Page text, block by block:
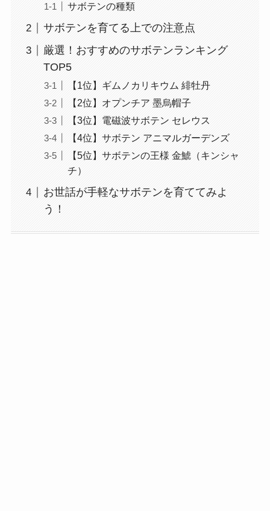
サボテンの種類
サボテンを育てる上での注意点
厳選！おすすめのサボテンランキング
TOP5
【1位】ギムノカリキウム 緋牡丹
【2位】オプンチア 墨烏帽子
【3位】電磁波サボテン セレウス
【4位】サボテン アニマルガーデンズ
【5位】サボテンの王様 金鯱（キンシャ
チ）
お世話が手軽なサボテンを育ててみよ
う！